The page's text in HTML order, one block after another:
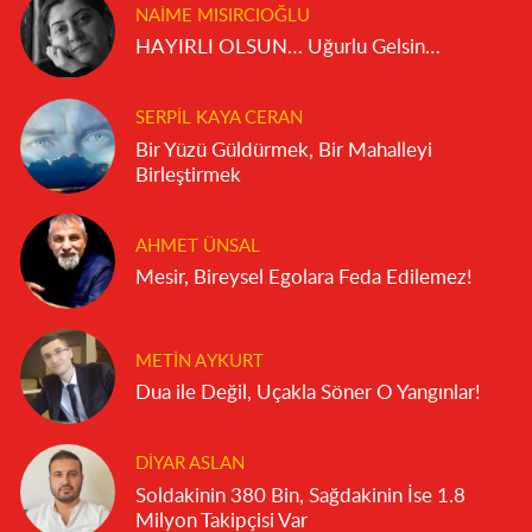
NAIME MISIRCIOĞLU
HAYIRLI OLSUN… Uğurlu Gelsin…
SERPIL KAYA CERAN
Bir Yüzü Güldürmek, Bir Mahalleyi
Birleştirmek
AHMET ÜNSAL
Mesir, Bireysel Egolara Feda Edilemez!
METIN AYKURT
Dua ile Değil, Uçakla Söner O Yangınlar!
DIYAR ASLAN
Soldakinin 380 Bin, Sağdakinin İse 1.8
Milyon Takipçisi Var